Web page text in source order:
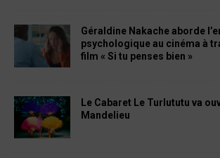
Géraldine Nakache aborde
psychologique au cinéma à
film « Si tu penses bien »
Le Cabaret Le Turlututu va
Mandelieu